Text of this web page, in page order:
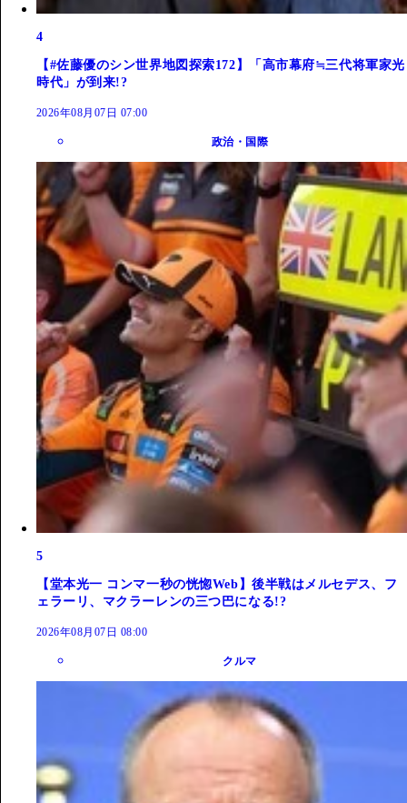
4
【#佐藤優のシン世界地図探索172】「高市幕府≒三代将軍家光
時代」が到来!?
2026年08月07日 07:00
政治・国際
5
【堂本光一 コンマ一秒の恍惚Web】後半戦はメルセデス、フ
ェラーリ、マクラーレンの三つ巴になる!?
2026年08月07日 08:00
クルマ